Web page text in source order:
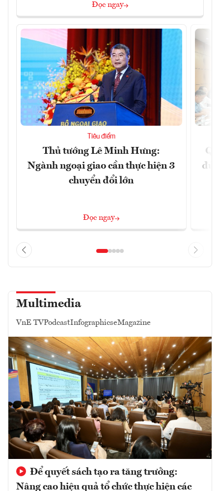
Đọc ngay
Tiêu điểm
Thủ tướng Lê Minh Hưng:
Ngành ngoại giao cần thực hiện 3
chuyển đổi lớn
Đọc ngay
đủ
Multimedia
VnE TVPodcastInfographicseMagazine
Để quyết sách tạo ra tăng trưởng:
Nâng cao hiệu quả tổ chức thực hiện các